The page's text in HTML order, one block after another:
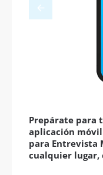
Prepárate para
aplicación
para Entrevista
cualquier lugar,